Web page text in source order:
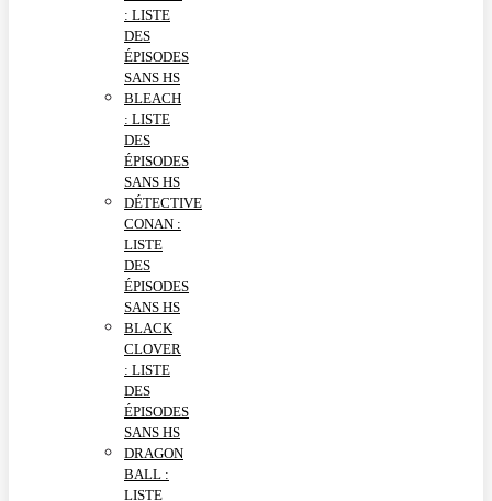
: LISTE
DES
ÉPISODES
SANS HS
BLEACH
: LISTE
DES
ÉPISODES
SANS HS
DÉTECTIVE
CONAN :
LISTE
DES
ÉPISODES
SANS HS
BLACK
CLOVER
: LISTE
DES
ÉPISODES
SANS HS
DRAGON
BALL :
LISTE